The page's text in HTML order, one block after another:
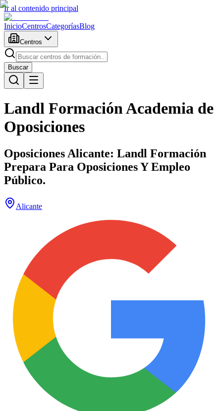
Ir al contenido principal
InicioCentrosCategoríasBlog
Centros
Buscar
Landl Formación Academia de
Oposiciones
Oposiciones Alicante: Landl Formación
Prepara Para Oposiciones Y Empleo
Público.
Alicante